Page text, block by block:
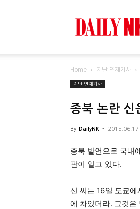
Home 지난 연재기사
지난 연재기사
종북 논란 신
By DailyNK - 2015.06.17
종북 발언으로 국내
판이 일고 있다.
신 씨는 16일 도쿄
에 차있더라. 그것은